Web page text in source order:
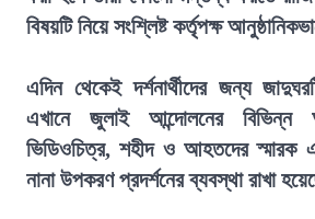
বিষয়টি নিয়ে সংশ্লিষ্ট কর্তৃপক্ষ
এদিন থেকেই দর্শনার্থীদের জন্য
এখানে জুলাই আন্দোলনের বিভিন্ন
ভিডিওচিত্র, শহীদ ও আহতদের স্মারক
নানা উপকরণ প্রদর্শনের ব্যবস্থা রাখা